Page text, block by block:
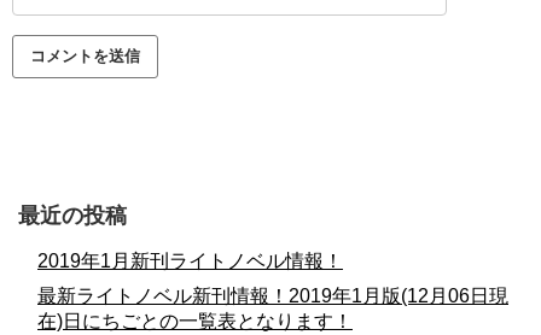
最近の投稿
2019年1月新刊ライトノベル情報！
最新ライトノベル新刊情報！2019年1月版(12月06日現
在)日にちごとの一覧表となります！